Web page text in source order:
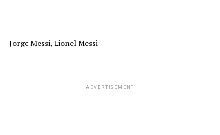
Jorge Messi, Lionel Messi
ADVERTISEMENT